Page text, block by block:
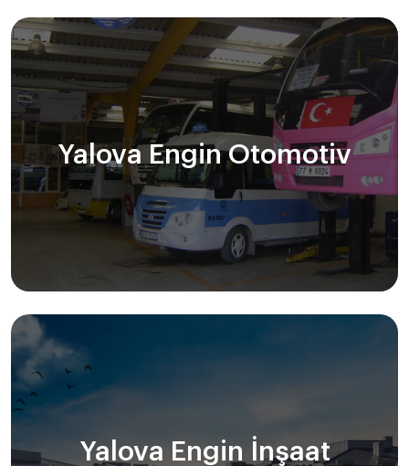
Yalova Engin Otomotiv
Yalova Engin İnşaat